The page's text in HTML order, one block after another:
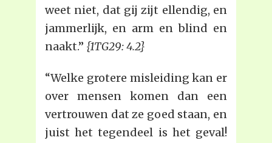
weet niet, dat gij zijt ellendig, en
jammerlijk, en arm en blind en
naakt.” {1TG29: 4.2}
“Welke grotere misleiding kan er
over mensen komen dan een
vertrouwen dat ze goed staan, en
juist het tegendeel is het geval!